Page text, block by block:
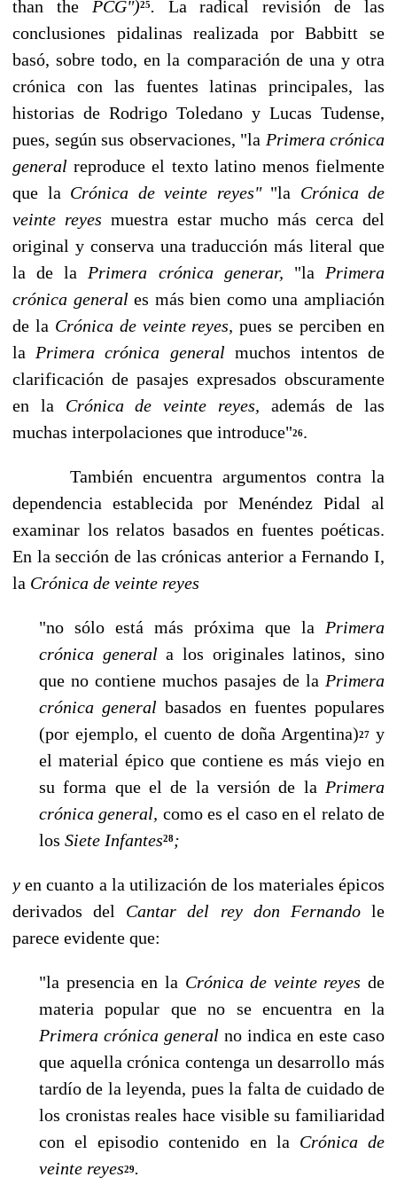
than the PCG")25. La radical revisión de las
conclusiones pidalinas realizada por Babbitt se
basó, sobre todo, en la comparación de una y otra
crónica con las fuentes latinas prin­cipales, las
historias de Rodrigo Toledano y Lucas Tudense,
pues, según sus observa­ciones, "la Primera crónica
generalreproduce el texto latino menos fielmente
que la Crónica de veinte reyes" "la Crónica de
veinte reyes muestra estar mucho más cerca del
original y conserva una traducción más literal que
la de la Primera crónica gene­rar, "la Primera
crónica generales más bien como una ampliación
de la Crónica de veinte reyes,pues se perciben en
la Primera crónica general muchos intentos de
clari­ficación de pasajes expresados obscuramente
en la Crónica de veinte reyes, además de las
muchas interpolaciones que introduce"26.
También encuentra argumentos contra la
dependencia establecida por Menéndez Pi­dal al
examinar los relatos basados en fuentes poéticas.
En la sección de las crónicas anterior a Fernando I,
la Crónica de veinte reyes
"no sólo está más próxima que la Primera
crónica generala los originales la­tinos, sino
que no contiene muchos pasajes de la Primera
crónica general basados en fuentes populares
(por ejemplo, el cuento de doña Argentina)27 y
el material épico que contiene es más viejo en
su forma que el de la versión de la Primera
crónica general, como es el caso en el relato de
los Siete Infantes28;
yen cuanto a la utilización de los materiales épicos
derivados del Cantar del rey don Fernandole
parece evidente que:
"la presencia en la Crónica de veinte reyes de
materia popular que no se encuentra en la
Primera crónica general no indica en este caso
que aquella crónica contenga un desarrollo más
tardío de la leyenda, pues la falta de cuidado de
los cronistas reales hace visible su familiaridad
con el episodio contenido en la Crónica de
veinte reyes29.